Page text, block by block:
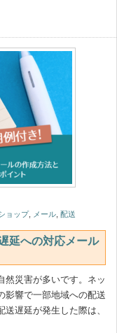
ョップ, メール 配送
延への対応メール
然災害が多いです。ネッ
影響で一部地域への配送
遅延が発生した際は、